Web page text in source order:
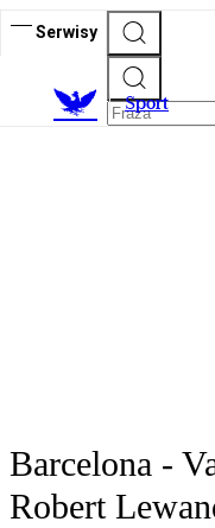
Serwisy
Sport
Barcelona -
Robert